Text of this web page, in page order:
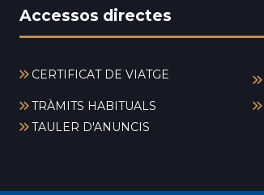
Accessos directes
CERTIFICAT DE VIATGE
TRÀMITS HABITUALS
TAULER D'ANUNCIS